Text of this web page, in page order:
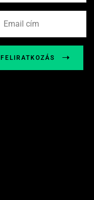
FELIRATKOZÁS